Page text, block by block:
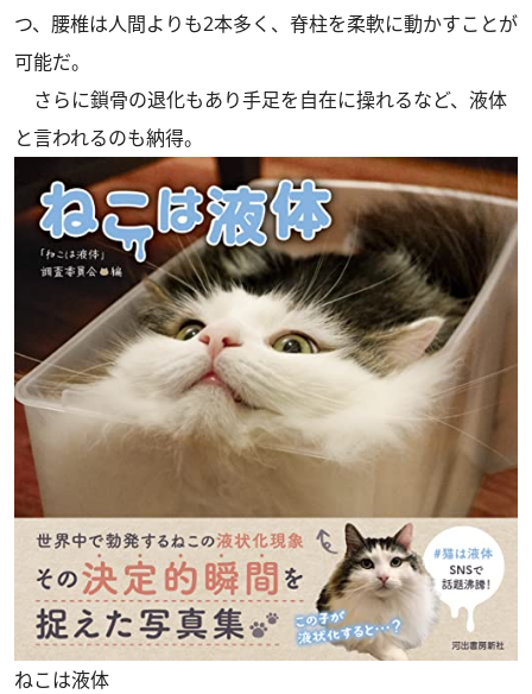
つ、腰椎は人間よりも2本多く、脊柱を柔軟に動かすことが
可能だ。
さらに鎖骨の退化もあり手足を自在に操れるなど、液体
と言われるのも納得。
ねこは液体